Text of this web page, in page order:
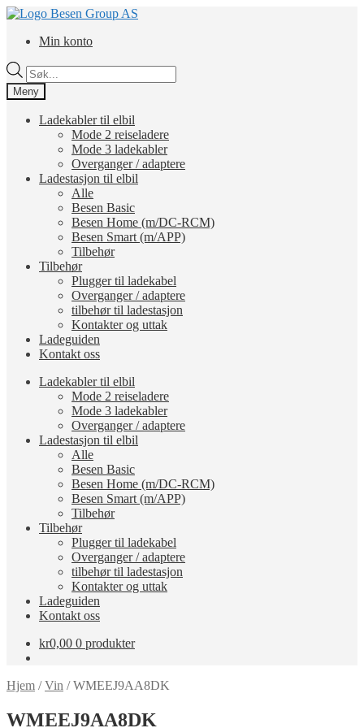
Hopp
navigasjon
Hopp
innholdMin konto
Products
search
Meny
Ladekabler til elbil
Mode 2 reiseladere
Mode 3 ladekabler
Overganger / adaptere
Ladestasjon til elbil
Alle
Besen Basic
Besen Home (m/DC-RCM)
Besen Smart (m/APP)
Tilbehør
Tilbehør
Plugger til ladekabel
Overganger / adaptere
tilbehør til ladestasjon
Kontakter og uttak
Ladeguiden
Kontakt oss
Ladekabler til elbil
Mode 2 reiseladere
Mode 3 ladekabler
Overganger / adaptere
Ladestasjon til elbil
Alle
Besen Basic
Besen Home (m/DC-RCM)
Besen Smart (m/APP)
Tilbehør
Tilbehør
Plugger til ladekabel
Overganger / adaptere
tilbehør til ladestasjon
Kontakter og uttak
Ladeguiden
Kontakt oss
kr0,00 0 produkter
Hjem /Vin /WMEEJ9AA8DK
WMEEJ9AA8DK